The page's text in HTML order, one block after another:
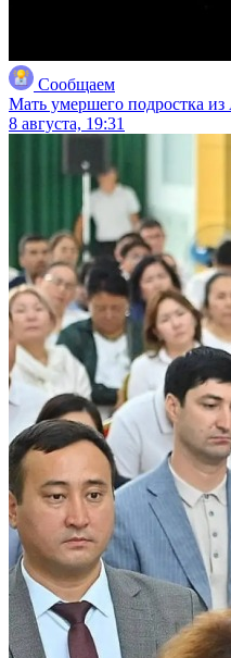
Сообщаем
Мать умершего подростка из
8 августа, 19:31